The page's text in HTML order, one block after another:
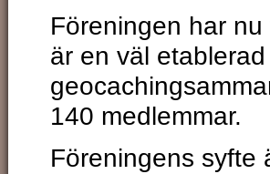
Föreningen har
är en väl
140 medlemmar.
Föreningens syfte